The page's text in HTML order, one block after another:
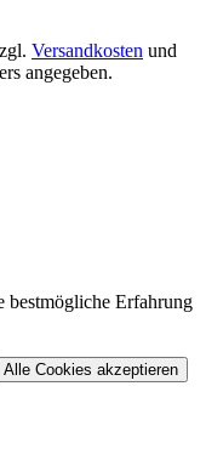
Versandkosten und
angegeben.
bestmögliche Erfahrung
Alle Cookies akzeptieren